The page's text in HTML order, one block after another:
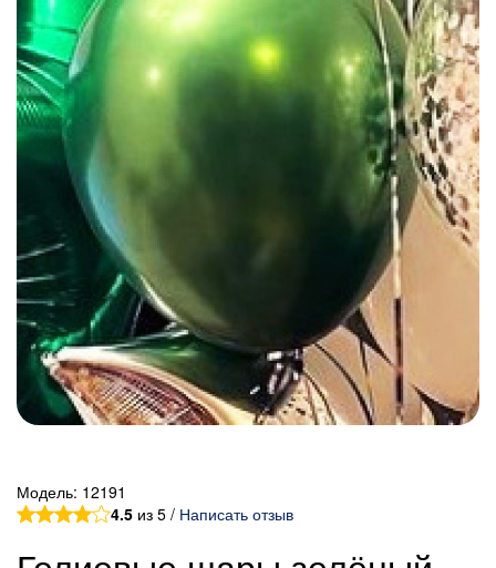
Модель: 12191
4.5 из 5 / Написать отзыв